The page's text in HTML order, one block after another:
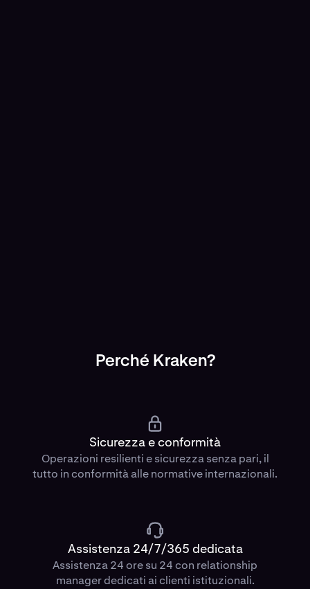
Perché Kraken?
Sicurezza e conformità
Operazioni resilienti e sicurezza senza pari, il
tutto in conformità alle normative internazionali.
Assistenza 24/7/365 dedicata
Assistenza 24 ore su 24 con relationship
manager dedicati ai clienti istituzionali.